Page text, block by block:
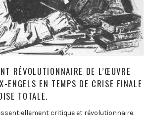
RÉVOLUTIONNAIRE DE L’ŒUVRE
ENGELS EN TEMPS DE CRISE FINALE
TOTALE.
critique et révolutionnaire.